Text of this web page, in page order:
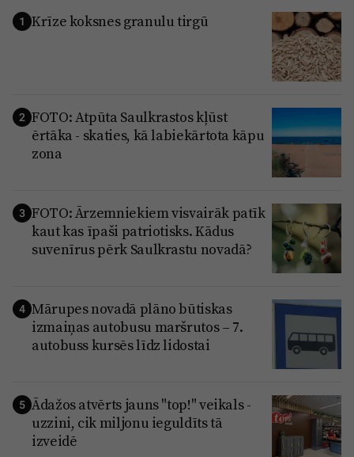
1 Krīze koksnes granulu tirgū
2 FOTO: Atpūta Saulkrastos kļūst
ērtāka - skaties, kā labiekārtota kāpu
zona
3 FOTO: Ārzemniekiem visvairāk patīk
kaut kas īpaši patriotisks. Kādus
suvenīrus pērk Saulkrastu novadā?
4 Mārupes novadā plāno būtiskas
izmaiņas autobusu maršrutos – 7.
autobuss kursēs līdz lidostai
5 Ādažos atvērts jauns "top!" veikals -
uzzini, cik miljonu ieguldīts tā
izveidē